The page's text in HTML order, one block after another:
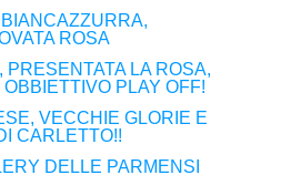
ROSA
PRESENTATA LA ROSA,
PLAY OFF!
VECCHIE GLORIE E
CARLETTO!!
DELLE PARMENSI